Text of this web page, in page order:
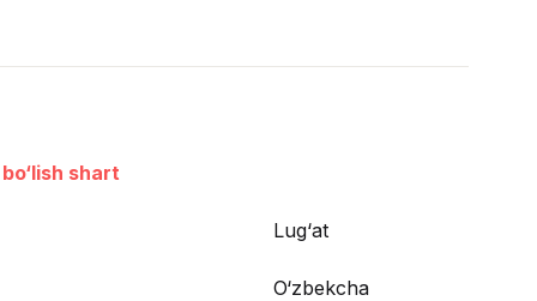
shart
Lug‘at
O‘zbekcha